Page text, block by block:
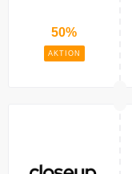
50%
AKTION